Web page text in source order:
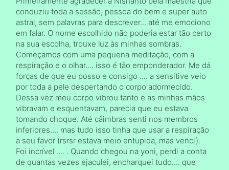
conduziu toda a sessão, pessoa do bem e super auto
astral, sem palavras para descrever... até me emociono
em falar. O nome escolhido não poderia estar tão certo
na sua escolha, trouxe luz às minhas sombras.
Começamos com uma pequena meditação, com a
respiração e o olhar.... isso é tão emponderador. Me dá
forças de que eu posso e consigo .... a sensitive veio
por toda a pele despertando o corpo adormecido.
Dessa vez meu corpo vibrou tanto e as minhas mãos
vibravam e esquentavam, parecia que eu estava
tomando choque. Até câimbras senti nos membros
inferiores.... mas tudo isso tinha que usar a respiração
a seu favor (rsrsr estava meio entupida, mas venci).
Foi incrível .... . Quando chegou na yoni, perdi a conta
de quantas vezes ejaculei, encharquei tudo.... que